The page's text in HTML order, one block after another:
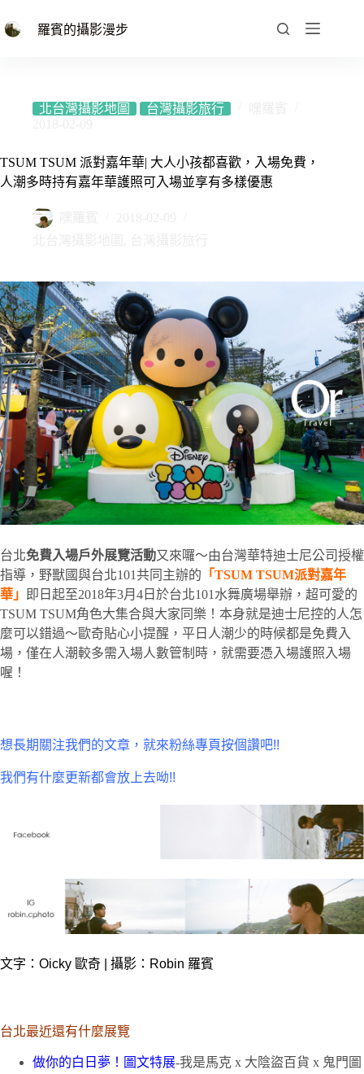
至
羅賓的攝影漫步
北台灣攝影地圖 台灣攝影旅行
TSUM TSUM 派對嘉年華| 大人小孩都喜歡，入場免費，
人潮多時持有嘉年華護照可入場並享有多樣優惠
台北免費入場戶外展覽活動又來囉～由台灣華特迪士尼公司授權
指導，野獸國與台北101共同主辦的 「TSUM TSUM派對嘉年
華 」
即日起至2018年3月4日於台北101水舞廣場舉辦，超可愛的
TSUM TSUM角色大集合與大家同樂！本身就是迪士尼控的人怎
麼可以錯過～歐奇貼心小提醒，平日人潮少的時候都是免費入
場，僅在人潮較多需入場人數管制時，就需要憑入場護照入場
喔！
想長期關注我們的文章，就來粉絲專頁按個讚吧!!
我們有什麼更新都會放上去呦!!
文字：Oicky 歐奇 | 攝影：Robin 羅賓
台北最近還有什麼展覽
做你的白日夢！圖文特展-我是馬克 x 大陰盜百貨 x 鬼門圖